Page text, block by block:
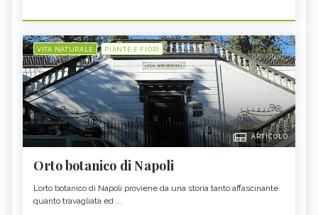
VITA NATURALE PIANTE E FIORI
ARTICOLO
Orto botanico di Napoli
L’orto botanico di Napoli proviene da una storia tanto affascinante
quanto travagliata ed ...